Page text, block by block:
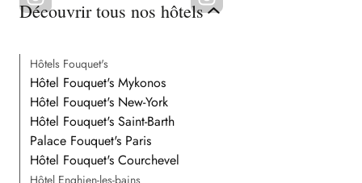
Découvrir tous nos hôtels
Hôtels Fouquet's
Hôtel Fouquet's Mykonos
Hôtel Fouquet's New-York
Hôtel Fouquet's Saint-Barth
Palace Fouquet's Paris
Hôtel Fouquet's Courchevel
Hôtel Enghien-les-bains